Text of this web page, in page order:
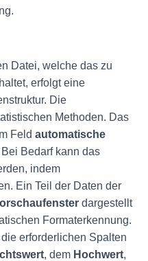
Datei, welche das zu
erfolgt eine
Die
Methoden. Das
Feld automatische
Bedarf kann das
indem
Ein Teil der Daten der
dargestellt
Formaterkennung.
erforderlichen Spalten
, dem Hochwert,